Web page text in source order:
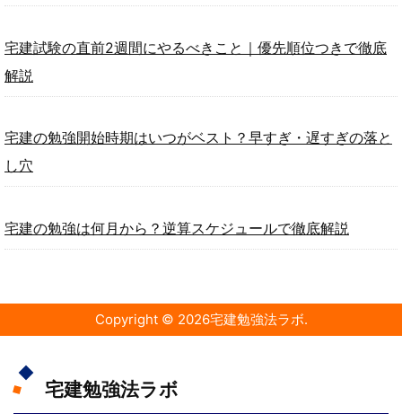
宅建試験の直前2週間にやるべきこと｜優先順位つきで徹底
解説
宅建の勉強開始時期はいつがベスト？早すぎ・遅すぎの落と
し穴
宅建の勉強は何月から？逆算スケジュールで徹底解説
Copyright © 2026宅建勉強法ラボ.
宅建勉強法ラボ